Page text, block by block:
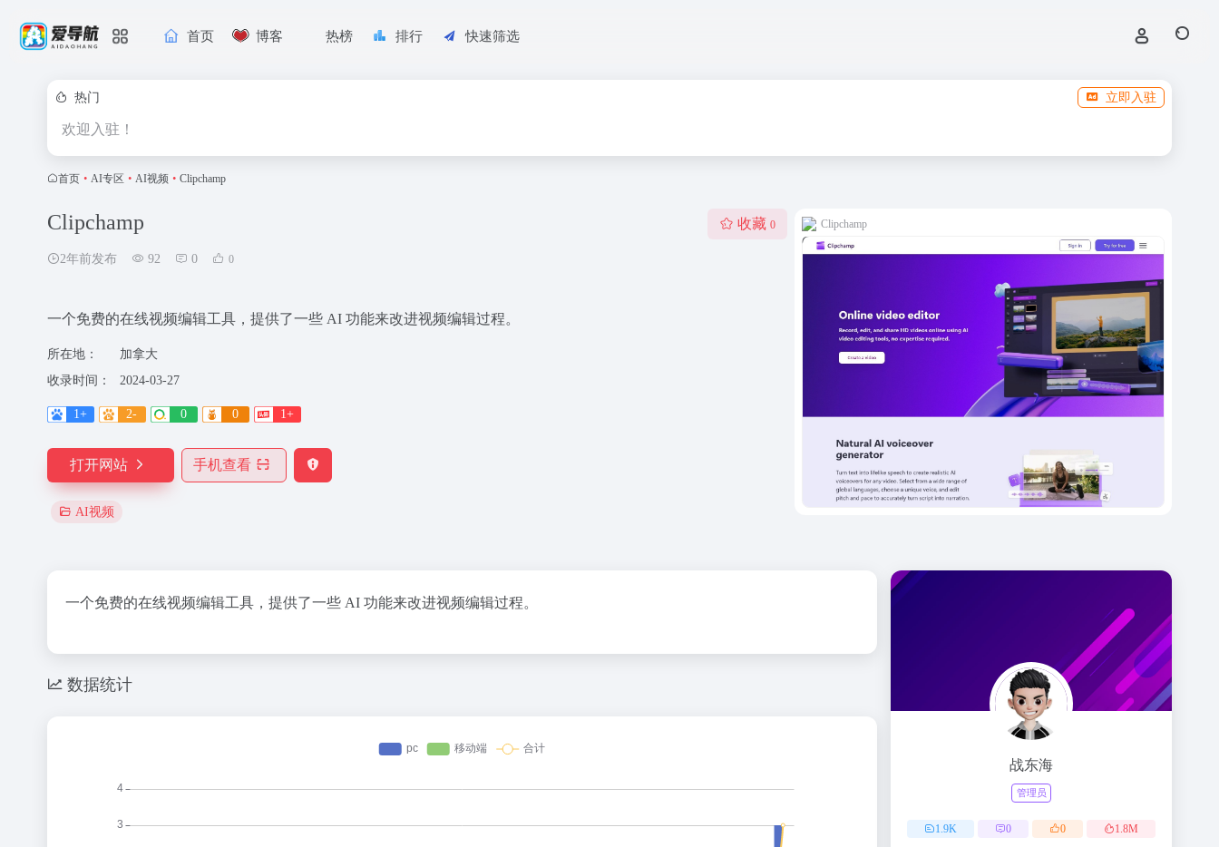
首页 博客 热榜 排行 快速筛选
热门 立即入驻
欢迎入驻！
首页 • AI专区 • AI视频 • Clipchamp
Clipchamp
2年前发布 92 0 0
收藏 0
一个免费的在线视频编辑工具，提供了一些 AI 功能来改进视频编辑过程。
所在地：
加拿大
收录时间：
2024-03-27
1+ 2- 0 0 1+
打开网站 手机查看
AI视频
Clipchamp
一个免费的在线视频编辑工具，提供了一些 AI 功能来改进视频编辑过程。
数据统计
战东海
管理员
1.9K 0 0 1.8M